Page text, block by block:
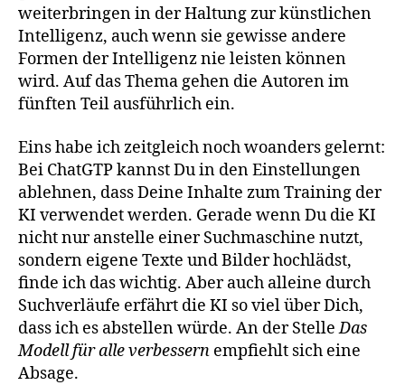
weiterbringen in der Haltung zur künstlichen
Intelligenz, auch wenn sie gewisse andere
Formen der Intelligenz nie leisten können
wird. Auf das Thema gehen die Autoren im
fünften Teil ausführlich ein.
Eins habe ich zeitgleich noch woanders gelernt:
Bei ChatGTP kannst Du in den Einstellungen
ablehnen, dass Deine Inhalte zum Training der
KI verwendet werden. Gerade wenn Du die KI
nicht nur anstelle einer Suchmaschine nutzt,
sondern eigene Texte und Bilder hochlädst,
finde ich das wichtig. Aber auch alleine durch
Suchverläufe erfährt die KI so viel über Dich,
dass ich es abstellen würde. An der StelleDas
Modell für alle verbessern empfiehlt sich eine
Absage.